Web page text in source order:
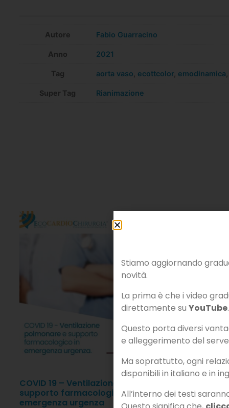
Autore Fabio Guarracino
Anno 2021
Tag aorta vaso ecottcolor, emodinamica
Super Tag Rianimazione
COVID 19 – Ventilazione polmonare e
supporto farmacologico in
emergenza urgenza
diagnosi
Stiamo aggiornando
novità.
La prima è che i video
direttamente su YouTube.
Questo porta diversi
e alleggerimento del
Ma soprattutto, ogni
disponibili in italiano e in
All’interno dei testi